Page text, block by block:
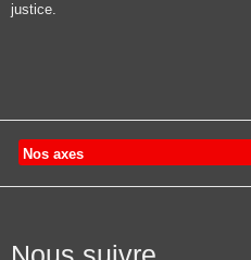
justice.
Nos axes